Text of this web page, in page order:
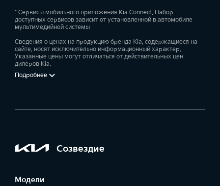
* Сервисы мобильного приложения Kia Connect. Набор
доступных сервисов зависит от установленной в автомобиле
мультимедийной системы
Сведения о ценах на продукцию бренда Kia, содержащиеся на
сайте, носят исключительно информационный характер.
Указанные цены могут отличаться от действительных цен
дилеров Kia.
Подробнее
Созвездие
Модели